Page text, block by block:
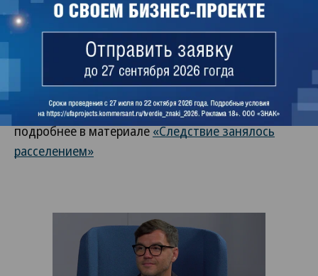
О том, какие нарушения усмотрели следователи в
действиях чиновников Уфы при расселении и
сносе аварийного жилья, читайте в материале
пошел на снос»
Об обысках, прошедших в администрации Уфы,
подробнее в материале«Следствие занялось
расселением»